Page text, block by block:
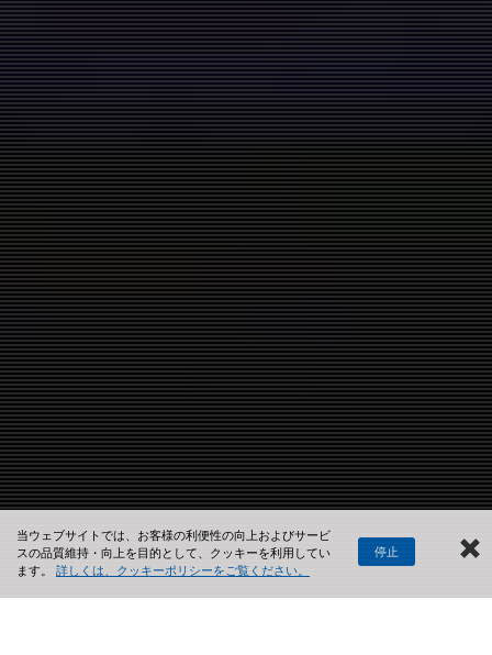
当ウェブサイトでは、お客様の利便性の向上およびサービ
スの品質維持・向上を目的として、クッキーを利用してい
ます。 詳しくは、クッキーポリシーをご覧ください。
停止